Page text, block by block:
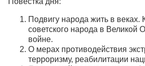
Подвигу народа жить в
советского народа в Великой
войне.
О мерах противодействия
терроризму, реабилитации